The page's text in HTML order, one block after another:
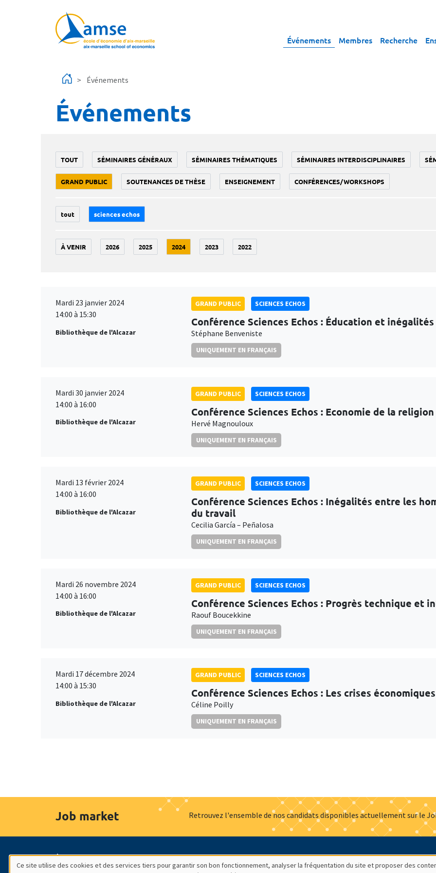
Événements Membres Recherche
Événements
Événements
TOUT SÉMINAIRES GÉNÉRAUX SÉMINAIRES THÉMATIQUES SÉMINAIRES INTERDISCIPLINAIRES
GRAND PUBLIC SOUTENANCES DE THÈSE ENSEIGNEMENT CONFÉRENCES/WORKSHOPS
tout sciences echos
À VENIR 2026 2025 2024 2023 2022
Mardi 23 janvier 2024
14:00 à 15:30
Bibliothèque de l'Alcazar
GRAND PUBLIC SCIENCES ECHOS
Conférence Sciences Echos : Éducation et inégalités
Stéphane Benveniste
UNIQUEMENT EN FRANÇAIS
Mardi 30 janvier 2024
14:00 à 16:00
Bibliothèque de l'Alcazar
GRAND PUBLIC SCIENCES ECHOS
Conférence Sciences Echos : Economie de la religion
Hervé Magnouloux
UNIQUEMENT EN FRANÇAIS
Mardi 13 février 2024
14:00 à 16:00
Bibliothèque de l'Alcazar
GRAND PUBLIC SCIENCES ECHOS
Conférence Sciences Echos : Inégalités entre les
du travail
Cecilia García – Peñalosa
UNIQUEMENT EN FRANÇAIS
Mardi 26 novembre 2024
14:00 à 16:00
Bibliothèque de l'Alcazar
GRAND PUBLIC SCIENCES ECHOS
Conférence Sciences Echos : Progrès technique et
Raouf Boucekkine
UNIQUEMENT EN FRANÇAIS
Mardi 17 décembre 2024
14:00 à 15:30
Bibliothèque de l'Alcazar
GRAND PUBLIC SCIENCES ECHOS
Conférence Sciences Echos : Les crises économiques
Céline Poilly
UNIQUEMENT EN FRANÇAIS
Job market Retrouvez l'ensemble de nos candidats disponibles actuellement sur le
À propos Nos engagements Hommage à Actualités Offres d'emploi Presse Mentions légales
Ce site utilise des cookies et des services tiers pour garantir son bon fonctionnement, analyser la fréquentation du site et proposer des